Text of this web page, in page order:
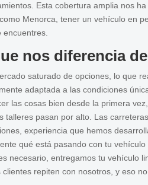
Esta cobertura amplia nos
Menorca, tener un vehículo en
encuentres.
nos diferencia
saturado de opciones, lo que
adaptada a las condiciones
las cosas bien desde la primera
talleres pasan por alto. Las
experiencia que hemos
qué está pasando con tu
necesario, entregamos tu vehículo
clientes repiten con nosotros, y eso no